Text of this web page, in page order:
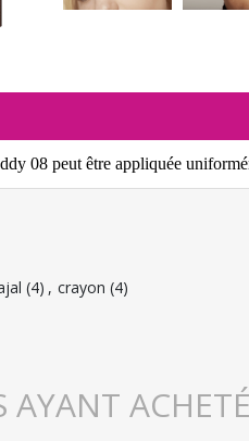
08 peut être appliquée
(4) , crayon (4)
AYANT